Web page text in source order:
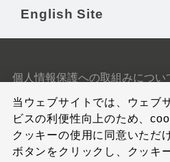
English Site
個人情報保護への取組みについ
クッキーポリシー
サイトのご利用条件
当ウェブサイトでは、ウェブ
ビスの利便性向上のため、
クッキーの使用に同意いただ
ボタンをクリックし、クッキ